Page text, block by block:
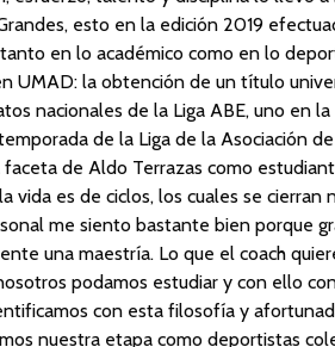
esto en la edición 2019
en lo académico como en lo
UMAD: la obtención de un título
nacionales de la Liga ABE, uno en
de la Liga de la Asociación
de Aldo Terrazas como
vida es de ciclos, los cuales se
me siento bastante bien porque
una maestría. Lo que el coach
podamos estudiar y con ello
con esta filosofía y
nuestra etapa como deportistas